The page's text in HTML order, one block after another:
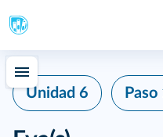
Unidad 6 Paso